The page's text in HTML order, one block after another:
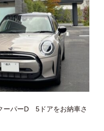
パーD 5ドアをお納車さ